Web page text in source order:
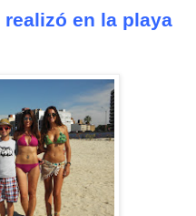
en la playa